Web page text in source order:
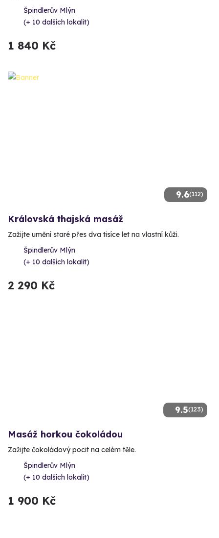
Špindlerův Mlýn
(+ 10 dalších lokalit)
1 840 Kč
9.6(112)
Královská thajská masáž
Zažijte umění staré přes dva tisíce let na vlastní kůži.
Špindlerův Mlýn
(+ 10 dalších lokalit)
2 290 Kč
9.5(123)
Masáž horkou čokoládou
Zažijte čokoládový pocit na celém těle.
Špindlerův Mlýn
(+ 10 dalších lokalit)
1 900 Kč